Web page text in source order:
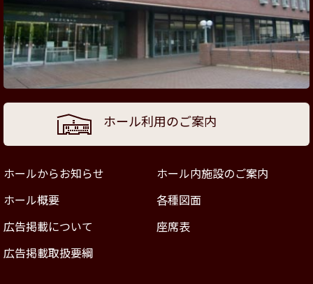
ホール利用のご案内
ホールからお知らせ
ホール内施設のご案内
ホール概要
各種図面
広告掲載について
座席表
広告掲載取扱要綱